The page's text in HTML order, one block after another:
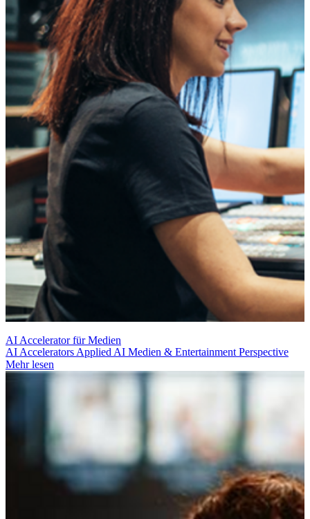
AI Accelerator für Medien
AI Accelerators Applied AI Medien & Entertainment Perspective
Mehr lesen